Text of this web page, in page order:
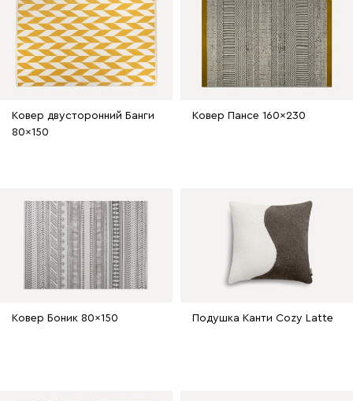
Ковер двусторонний Банги
80x150
Ковер Пансе 160x230
Ковер Боник 80x150 Подушка Канти Cozy Latte